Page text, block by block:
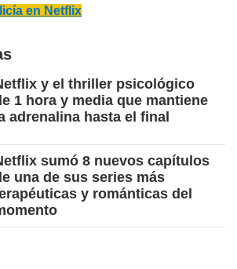
en Netflix
y el thriller psicológico
1 hora y media que mantiene
adrenalina hasta el final
sumó 8 nuevos capítulos
una de sus series más
y románticas del